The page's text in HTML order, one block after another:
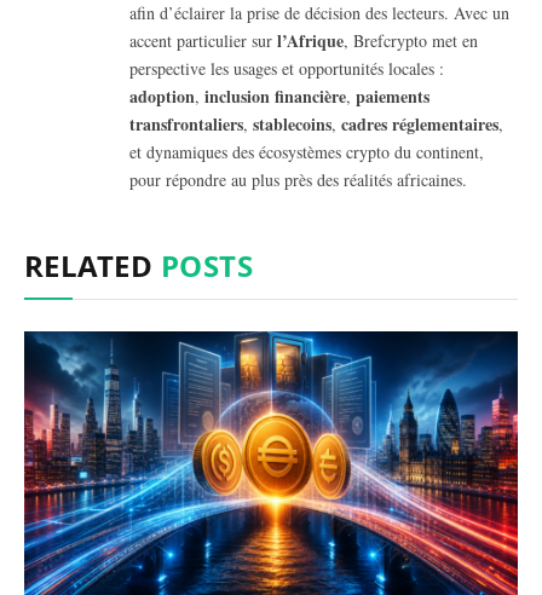
afin d’éclairer la prise de décision des lecteurs. Avec un
accent particulier sur l’Afrique, Brefcrypto met en
perspective les usages et opportunités locales :
adoption, inclusion financière, paiements
transfrontaliers, stablecoins, cadres réglementaires,
et dynamiques des écosystèmes crypto du continent,
pour répondre au plus près des réalités africaines.
RELATED POSTS